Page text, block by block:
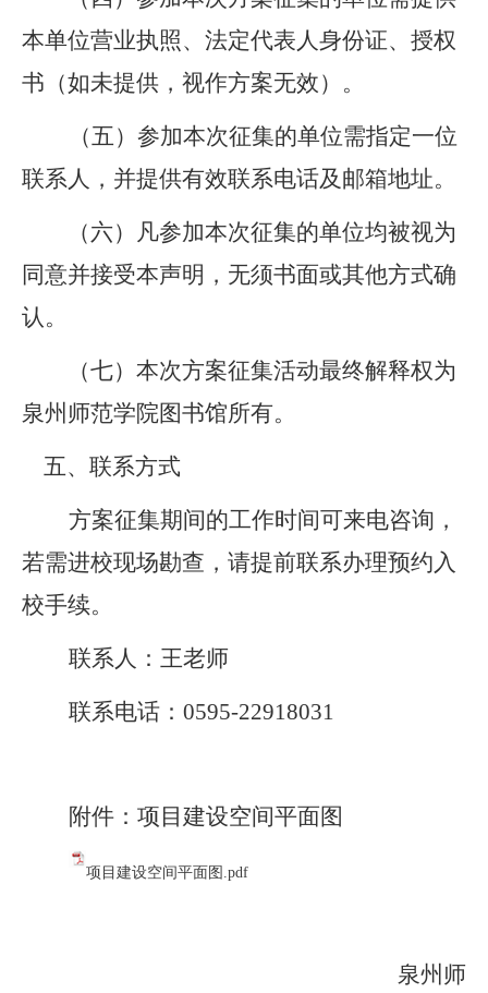
本单位营业执照、法定代表人身份证、授权
书（如未提供，视作方案无效）。
（五）参加本次征集的单位需指定一位
联系人，并提供有效联系电话及邮箱地址。
（六）凡参加本次征集的单位均被视为
同意并接受本声明，无须书面或其他方式确
认。
（七）本次方案征集活动最终解释权为
泉州师范学院图书馆所有。
五、联系方式
方案征集期间的工作时间可来电咨询，
若需进校现场勘查，请提前联系办理预约入
校手续。
联系人：王老师
联系电话：0595-22918031
附件：项目建设空间平面图
项目建设空间平面图.pdf
泉州师